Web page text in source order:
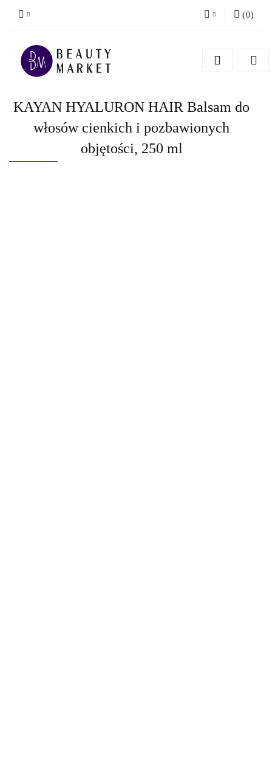
Zarejestruj się
(0)
KAYAN HYALURON HAIR Balsam do
włosów cienkich i pozbawionych
objętości, 250 ml